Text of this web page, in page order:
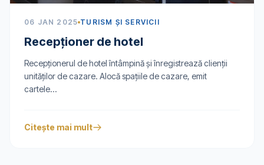
06 JAN 2025 TURISM ȘI SERVICII
Recepţioner de hotel
Recepționerul de hotel întâmpină și înregistrează clienții
unităților de cazare. Alocă spațiile de cazare, emit
cartele...
Citește mai mult